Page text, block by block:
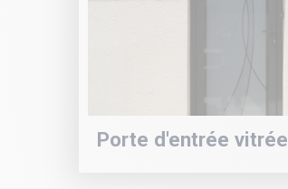
Porte d'entrée vitrée